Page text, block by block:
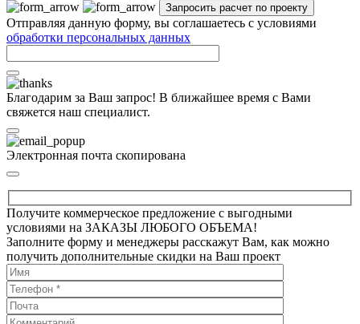
Отправляя данную форму, вы соглашаетесь с условиями
обработки персональных данных
Благодарим за Ваш запрос! В ближайшее время с Вами
свяжется наш специалист.
Электронная почта скопирована
Получите коммерческое предложение с выгодными
условиями на ЗАКАЗЫ ЛЮБОГО ОБЪЕМА!
Заполните форму и менеджеры расскажут Вам, как можно
получить дополнительные скидки на Ваш проект